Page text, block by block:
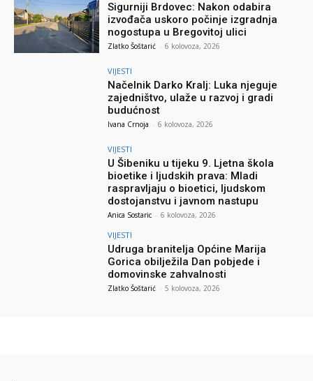
Sigurniji Brdovec: Nakon odabira
izvođača uskoro počinje izgradnja
nogostupa u Bregovitoj ulici
Zlatko Šoštarić - 6 kolovoza, 2026
VIJESTI
Načelnik Darko Kralj: Luka njeguje
zajedništvo, ulaže u razvoj i gradi
budućnost
Ivana Crnoja - 6 kolovoza, 2026
VIJESTI
U Šibeniku u tijeku 9. Ljetna škola
bioetike i ljudskih prava: Mladi
raspravljaju o bioetici, ljudskom
dostojanstvu i javnom nastupu
Anica Sostaric - 6 kolovoza, 2026
VIJESTI
Udruga branitelja Općine Marija
Gorica obilježila Dan pobjede i
domovinske zahvalnosti
Zlatko Šoštarić - 5 kolovoza, 2026